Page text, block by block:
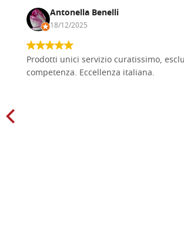
Antonella Benelli
18/12/2025
Prodotti unici servizio curatissimo,
competenza. Eccellenza italiana.